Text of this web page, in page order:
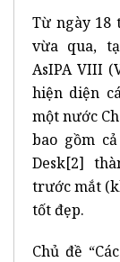
Từ ngày 18
vừa qua,
AsIPA VIII
hiện diện
một nước
bao gồm
Desk[2]
trước mắt
tốt đẹp.
Chủ đề